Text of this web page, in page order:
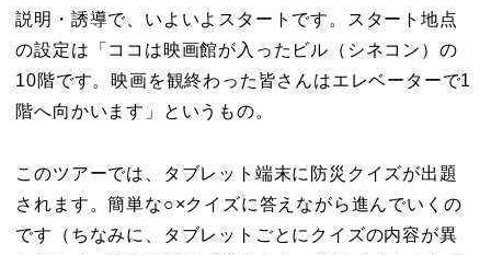
説明・誘導で、いよいよスタートです。スタート地点
の設定は「ココは映画館が入ったビル（シネコン）の
10階です。映画を観終わった皆さんはエレベーターで1
階へ向かいます」というもの。
このツアーでは、タブレット端末に防災クイズが出題
されます。簡単な○×クイズに答えながら進んでいくの
です（ちなみに、タブレットごとにクイズの内容が異